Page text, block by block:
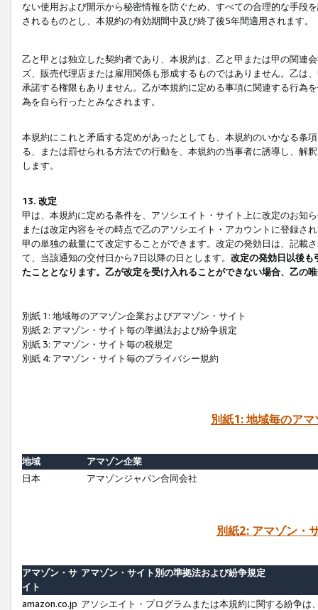
ない使用および開示から秘密情報を防ぐため、すべての合理的な手段
されるものとし、本規約の有効期間中及び終了後5年間適用されます。
乙と甲とは独立した契約者であり、本規約は、乙と甲または甲の関連
ズ、販売代理店または雇用関係も形成するものではありません。乙は
承諾する権限もありません。乙が本規約に定める事項に関連する行為
為を自ら行ったとみなされます。
本規約にこれと矛盾する定めがあったとしても、本規約のいかなる条
る、または罰せられる方法での行動を、本規約の当事者に誘導し、解
します。
13. 改定
甲は、本規約に定める条件を、アソシエイト・サイト上に改定のお知
または改定内容をその時点で乙のアソシエイト・アカウントに登録さ
甲の単独の裁量にて改定することができます。改定の発効日は、記載
て、当該通知の交付日から7日以降の日とします。 改定の発効日以後も
たこととなります。乙が改定を受け入れることができない場合、乙の
別紙 1: 地域毎のアマゾン企業およびアマゾン・サイト
別紙 2: アマゾン・サイト毎の準拠法および紛争規定
別紙 3: アマゾン・サイト毎の税規定
別紙 4: アマゾン・サイト毎のプライバシー規約
別紙1: 地域毎のア
地域
アマゾン企業
日本
アマゾンジャパン合同会社
別紙2: アマゾン・
アマゾン・サ
イト
アマゾン・サイト別の準拠法および紛争規定
amazon.co.jp アソシエイト・プログラムまたは本規約に関する紛争